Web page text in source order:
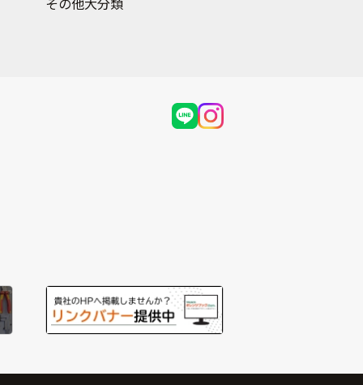
その他大分類